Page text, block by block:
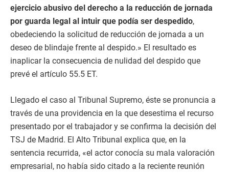
ejercicio abusivo del derecho a la reducción de jornada
por guarda legal al intuir que podía ser despedido,
obedeciendo la solicitud de reducción de jornada a un
deseo de blindaje frente al despido.» El resultado es
inaplicar la consecuencia de nulidad del despido que
prevé el artículo 55.5 ET.
Llegado el caso al Tribunal Supremo, éste se pronuncia a
través de una providencia en la que desestima el recurso
presentado por el trabajador y se confirma la decisión del
TSJ de Madrid. El Alto Tribunal explica que, en la
sentencia recurrida, «el actor conocía su mala valoración
empresarial, no había sido citado a la reciente reunión